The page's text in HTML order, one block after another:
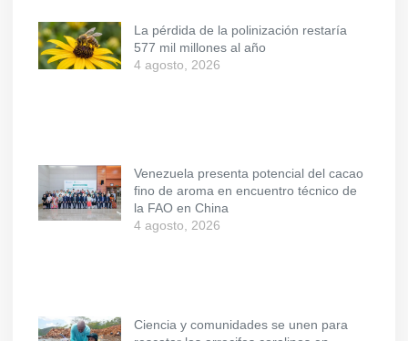
La pérdida de la polinización restaría
577 mil millones al año
4 agosto, 2026
Venezuela presenta potencial del cacao
fino de aroma en encuentro técnico de
la FAO en China
4 agosto, 2026
Ciencia y comunidades se unen para